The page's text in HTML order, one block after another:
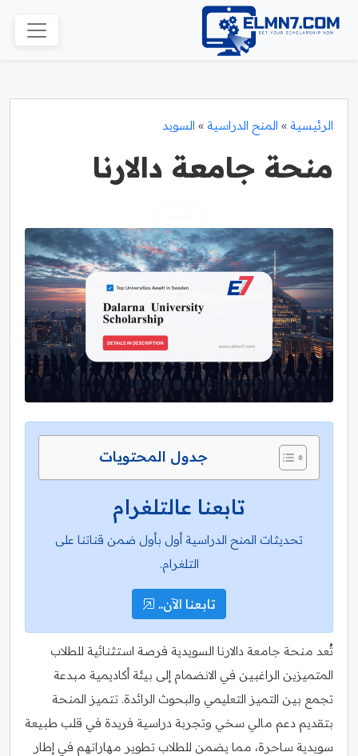
الرئيسية » المنح الدراسية » السويد
منحة جامعة دالارنا
جدول المحتويات
تابعنا عالتلغرام
تحديثات المنح الدراسية أول بأول ضمن قناتنا على
التلغرام.
تابعنا الآن..
تُعد منحة جامعة دالارنا السويدية فرصة استثنائية للطلاب
المتميزين الراغبين في الانضمام إلى بيئة أكاديمية مبدعة
تجمع بين التميز التعليمي والبحوث الرائدة. تتميز المنحة
بتقديم دعم مالي سخي وتجربة دراسية فريدة في قلب طبيعة
سويدية ساحرة، مما يضمن للطلاب تطوير مهاراتهم في إطار